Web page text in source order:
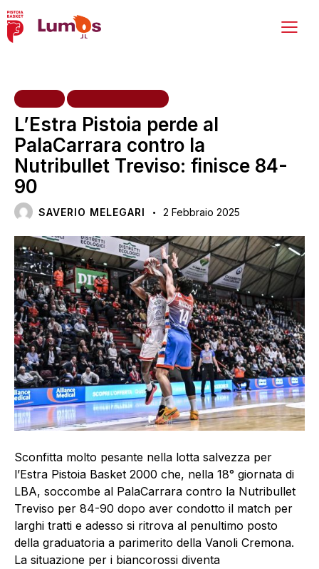
L’Estra Pistoia perde al
PalaCarrara contro la
Nutribullet Treviso: finisce 84-
90
SAVERIO MELEGARI 2 Febbraio 2025
Sconfitta molto pesante nella lotta salvezza per
l’Estra Pistoia Basket 2000 che, nella 18° giornata di
LBA, soccombe al PalaCarrara contro la Nutribullet
Treviso per 84-90 dopo aver condotto il match per
larghi tratti e adesso si ritrova al penultimo posto
della graduatoria a parimerito della Vanoli Cremona.
La situazione per i biancorossi diventa